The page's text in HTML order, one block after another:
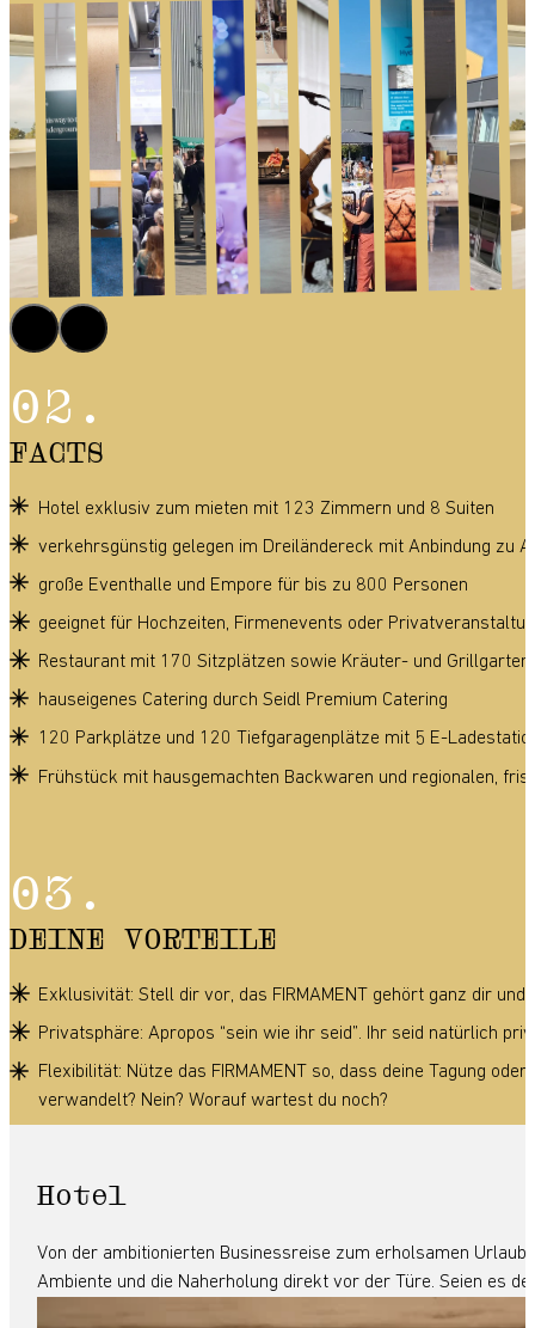
FACTS
Hotel exklusiv zum mieten mit 123 Zimmern und 8 Suiten
verkehrsgünstig gelegen im Dreiländereck mit Anbindung zu
große Eventhalle und Empore für bis zu 800 Personen
geeignet für Hochzeiten, Firmenevents oder
Restaurant mit 170 Sitzplätzen sowie Kräuter- und
hauseigenes Catering durch Seidl Premium Catering
120 Parkplätze und 120 Tiefgaragenplätze mit 5 E-
Frühstück mit hausgemachten Backwaren und regionalen,
DEINE VORTEILE
Exklusivität: Stell dir vor, das FIRMAMENT gehört ganz dir
Privatsphäre: Apropos “sein wie ihr seid”. Ihr seid natürlich
Flexibilität: Nütze das FIRMAMENT so, dass deine Tagung
verwandelt? Nein? Worauf wartest du noch?
Hotel
Von der ambitionierten Businessreise zum erholsamen
Ambiente und die Naherholung direkt vor der Türe. Seien es